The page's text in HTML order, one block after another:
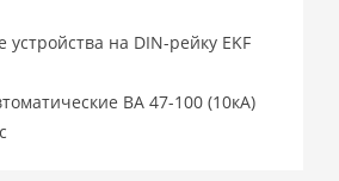
на DIN-рейку EKF
ВА 47-100 (10кА)